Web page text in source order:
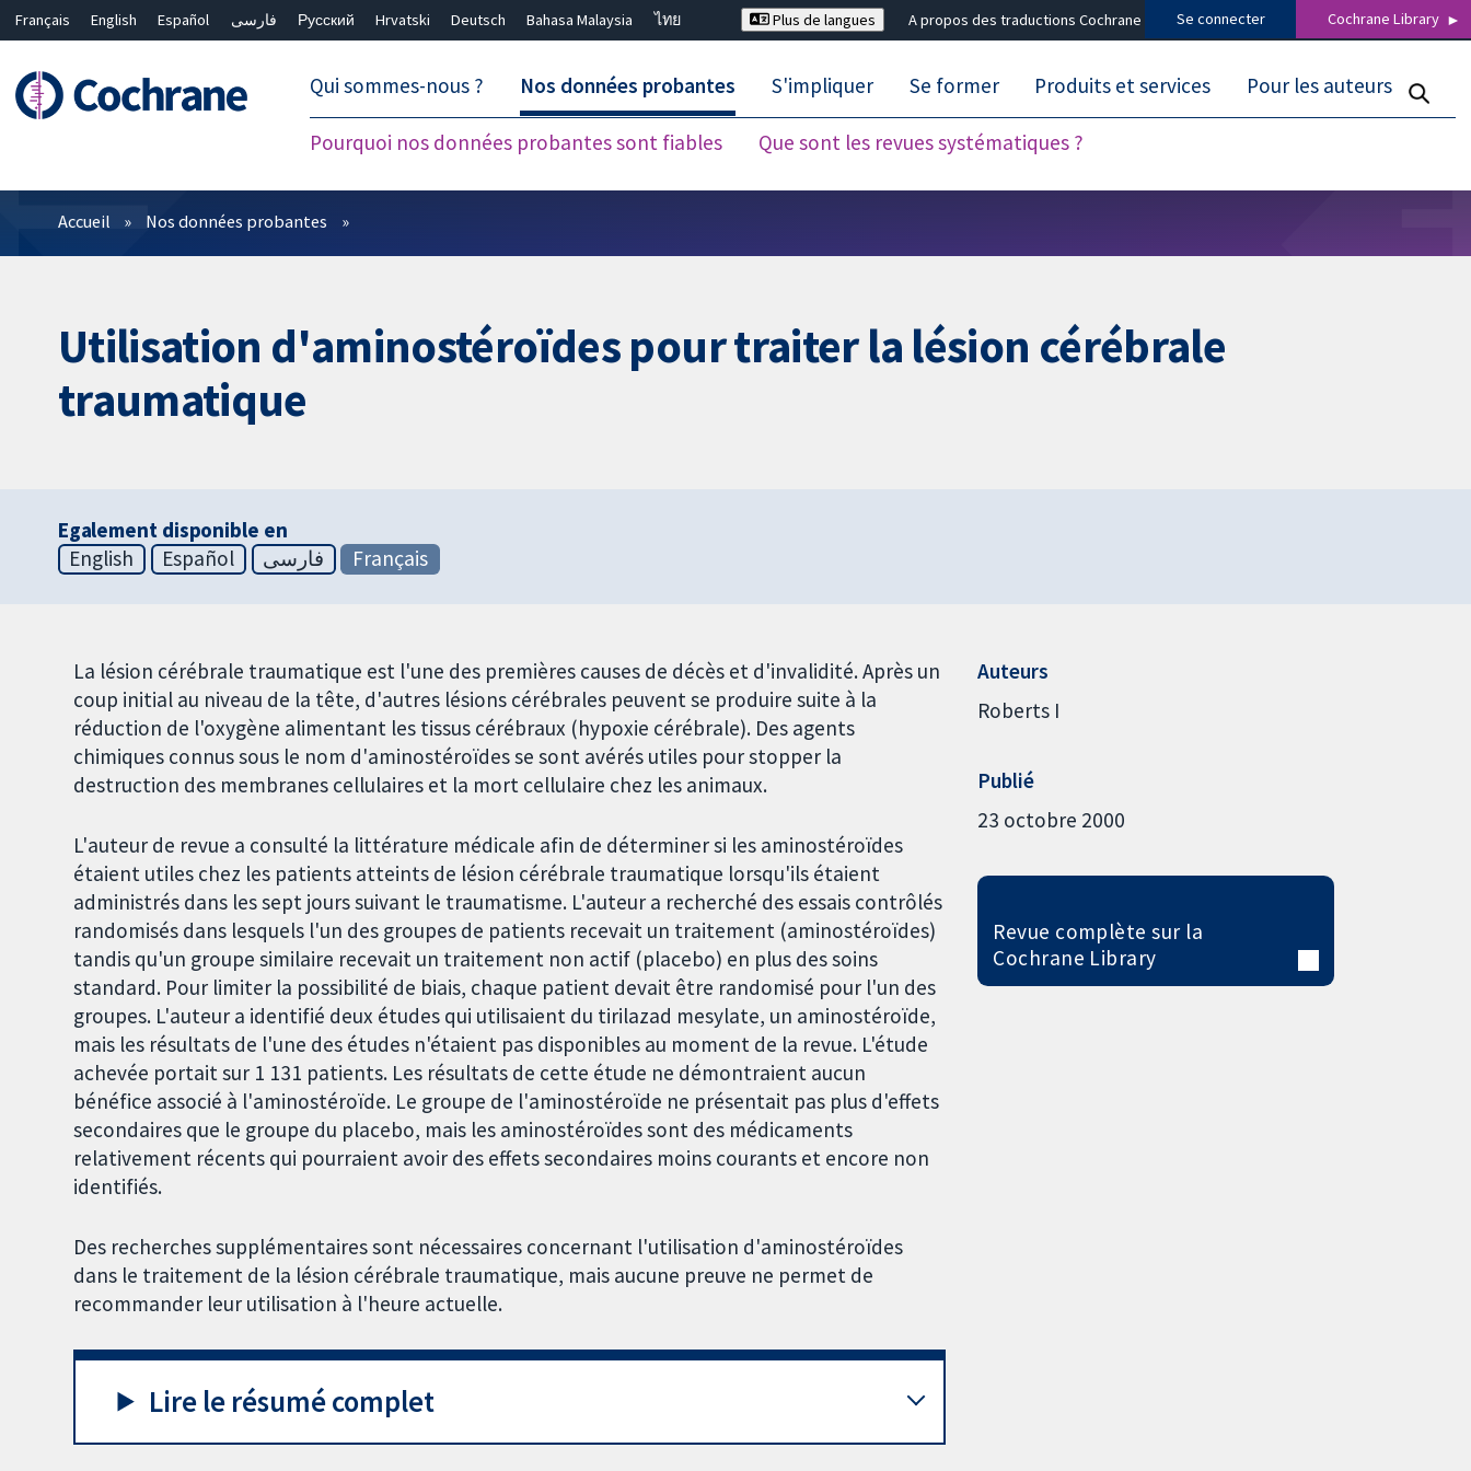
Français English Español فارسی Русский Hrvatski Deutsch Bahasa Malaysia
ไทย
Plus de langues A propos des traductions Cochrane Se connecter Cochrane Library
Qui sommes-nous ? Nos données probantes
Pourquoi nos données probantes sont fiables Que sont les revues systématiques ?
S'impliquer Se former Produits et services Pour les auteurs
Filtres
Accueil Nos données probantes
Utilisation d'aminostéroïdes pour traiter la lésion cérébrale
traumatique
Egalement disponible en
English
Español فارسی Français
La lésion cérébrale traumatique est l'une des premières causes de décès et d'invalidité. Après un
coup initial au niveau de la tête, d'autres lésions cérébrales peuvent se produire suite à la
réduction de l'oxygène alimentant les tissus cérébraux (hypoxie cérébrale). Des agents
chimiques connus sous le nom d'aminostéroïdes se sont avérés utiles pour stopper la
destruction des membranes cellulaires et la mort cellulaire chez les animaux.
L'auteur de revue a consulté la littérature médicale afin de déterminer si les aminostéroïdes
étaient utiles chez les patients atteints de lésion cérébrale traumatique lorsqu'ils étaient
administrés dans les sept jours suivant le traumatisme. L'auteur a recherché des essais contrôlés
randomisés dans lesquels l'un des groupes de patients recevait un traitement (aminostéroïdes)
tandis qu'un groupe similaire recevait un traitement non actif (placebo) en plus des soins
standard. Pour limiter la possibilité de biais, chaque patient devait être randomisé pour l'un des
groupes. L'auteur a identifié deux études qui utilisaient du tirilazad mesylate, un aminostéroïde,
mais les résultats de l'une des études n'étaient pas disponibles au moment de la revue. L'étude
achevée portait sur 1 131 patients. Les résultats de cette étude ne démontraient aucun
bénéfice associé à l'aminostéroïde. Le groupe de l'aminostéroïde ne présentait pas plus d'effets
secondaires que le groupe du placebo, mais les aminostéroïdes sont des médicaments
relativement récents qui pourraient avoir des effets secondaires moins courants et encore non
identifiés.
Des recherches supplémentaires sont nécessaires concernant l'utilisation d'aminostéroïdes
dans le traitement de la lésion cérébrale traumatique, mais aucune preuve ne permet de
recommander leur utilisation à l'heure actuelle.
Lire le résumé complet
Auteurs
Roberts I
Publié
23 octobre 2000
Revue complète sur la
Cochrane Library